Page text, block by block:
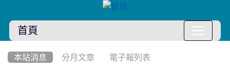
首頁
本站消息 分月文章 電子報列表